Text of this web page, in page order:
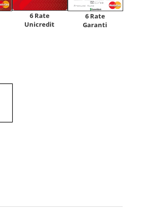
6 Rate
Unicredit
6 Rate
Garanti